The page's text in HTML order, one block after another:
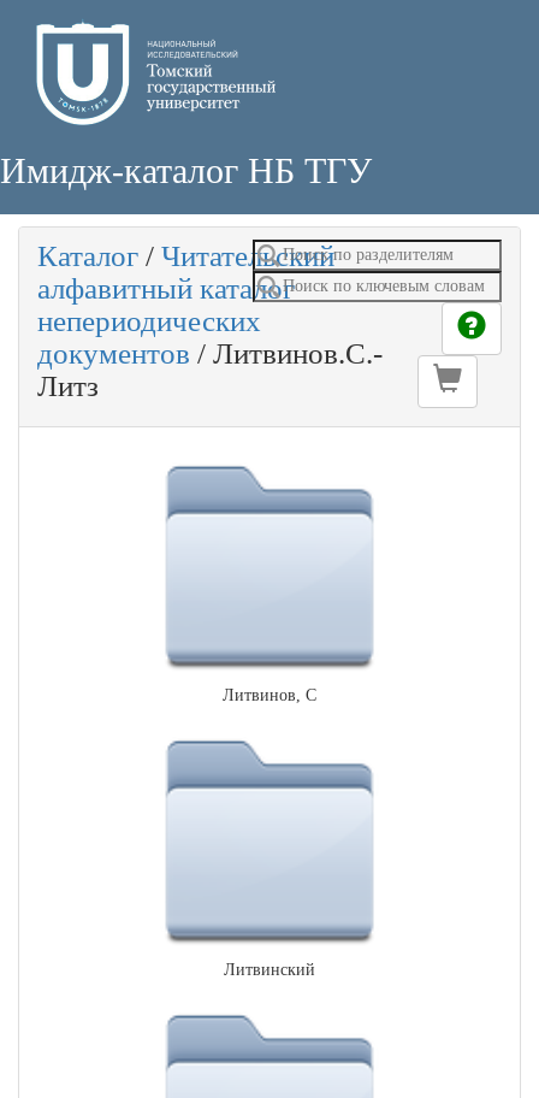
Имидж-каталог НБ ТГУ
Каталог / Читательский
алфавитный каталог
непериодических
документов / Литвинов.С.-
Литз
Литвинов, С
Литвинский